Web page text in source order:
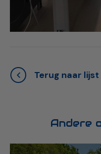
Terug naar lijst
Andere